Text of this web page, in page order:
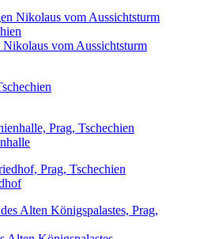
vom Aussichtsturm